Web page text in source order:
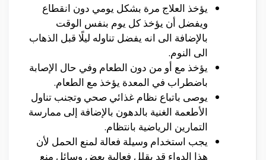
يؤخذ العلاج مرة بشكل يومي دون انقطاع
ويفضل أن يؤخذ كل يوم بنفس الوقت
بالإضافة الى انه يفضل تناوله ليلًا قبل الذهاب
الى النوم.
يؤخذ مع أو من دون الطعام وفي حال الإصابة
باضطراب في المعدة يؤخذ مع الطعام.
يوصى باتباع نظام غذائي صحي وتجنب تناول
الأطعمة الغنية بالدهون بالإضافة إلى ممارسة
التمارين الرياضية بانتظام.
يجب استخدام وسيلة فعالة لمنع الحمل لأن
هذا الدواء قد يقلل فعالية بعض وسائل منع